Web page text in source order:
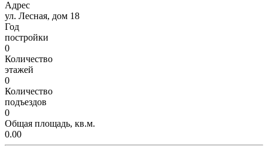
Адрес
ул. Лесная, дом 18
Год
постройки
0
Количество
этажей
0
Количество
подъездов
0
Общая площадь, кв.м.
0.00